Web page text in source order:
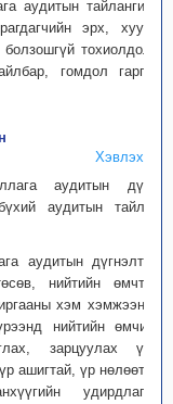
аудитын тайлангийн
эрх, хууль
тохиолдолд
гомдол гаргах
Хэвлэх
аудитын дүнд
аудитын тайлан
аудитын дүгнэлтэд
нийтийн өмчтэй
хэм хэмжээний
нийтийн өмчийг
зарцуулах үйл
ашигтай, үр нөлөөтэй
удирдлагыг